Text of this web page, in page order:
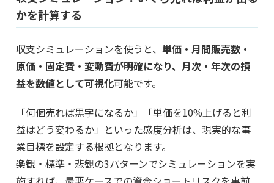
かを計算する
収支シミュレーションを使うと、 単価・月間販売数・
原価・固定費・変動費が明確になり、月次・年次の損
益を数値として可視化可能です。
「何個売れば黒字になるか」「単価を10%上げると利
益はどう変わるか」といった感度分析は、現実的な事
業目標を設定する根拠となります。
楽観・標準・悲観の3パターンでシミュレーションを実